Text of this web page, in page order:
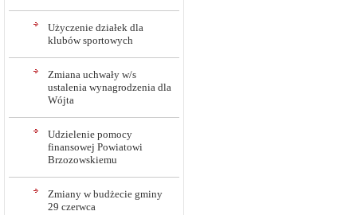
Użyczenie działek dla
klubów sportowych
Zmiana uchwały w/s
ustalenia wynagrodzenia dla
Wójta
Udzielenie pomocy
finansowej Powiatowi
Brzozowskiemu
Zmiany w budżecie gminy
29 czerwca